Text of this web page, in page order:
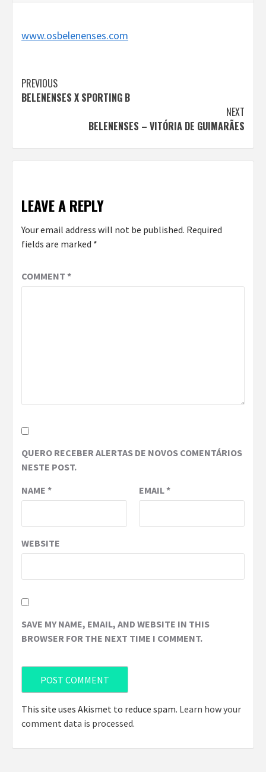
www.osbelenenses.com
Continue
Reading
PREVIOUS
BELENENSES X SPORTING B
NEXT
BELENENSES – VITÓRIA DE GUIMARÃES
LEAVE A REPLY
Your email address will not be published. Required
fields are marked *
COMMENT *
QUERO RECEBER ALERTAS DE NOVOS COMENTÁRIOS
NESTE POST.
NAME * EMAIL*
WEBSITE
SAVE MY NAME, EMAIL, AND WEBSITE IN THIS
BROWSER FOR THE NEXT TIME I COMMENT.
This site uses Akismet to reduce spam. Learn how your
comment data is processed.